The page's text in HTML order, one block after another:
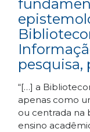
pesquisa,
“[…] a
apenas como
ou centrada na
ensino